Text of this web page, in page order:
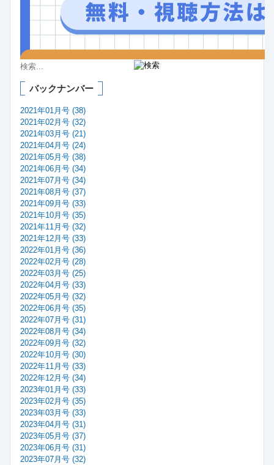
バックナンバー
2021年01月号 (38)
2021年02月号 (32)
2021年03月号 (21)
2021年04月号 (24)
2021年05月号 (38)
2021年06月号 (34)
2021年07月号 (34)
2021年08月号 (37)
2021年09月号 (33)
2021年10月号 (35)
2021年11月号 (32)
2021年12月号 (33)
2022年01月号 (36)
2022年02月号 (28)
2022年03月号 (25)
2022年04月号 (33)
2022年05月号 (32)
2022年06月号 (35)
2022年07月号 (31)
2022年08月号 (34)
2022年09月号 (32)
2022年10月号 (30)
2022年11月号 (33)
2022年12月号 (34)
2023年01月号 (33)
2023年02月号 (35)
2023年03月号 (33)
2023年04月号 (31)
2023年05月号 (37)
2023年06月号 (31)
2023年07月号 (32)